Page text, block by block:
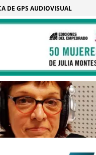
DE GPS AUDIOVISUAL